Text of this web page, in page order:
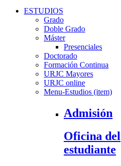
ESTUDIOS
Grado
Doble Grado
Máster
Presenciales
Doctorado
Formación Continua
URJC Mayores
URJC online
Menu-Estudios (item)
Admisión
Oficina del
estudiante